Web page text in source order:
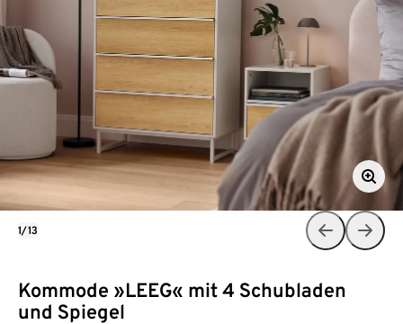
Kommode »LEEG« mit 4 Schubladen
und Spiegel
1/13